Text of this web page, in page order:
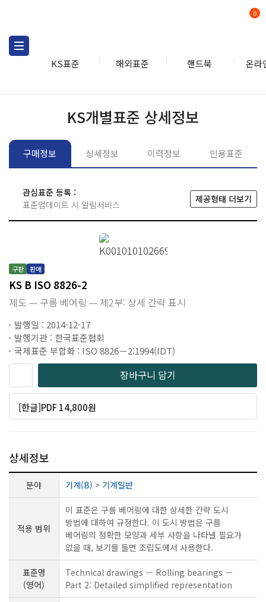
KS표준 해외표준 핸드북 온라
0
KS개별표준 상세정보
구매정보 상세정보 이력정보 인용표준
관심표준 등록 :
표준업데이트 시 알림서비스
제공형태 더보기
구판 판매
KS B ISO 8826-2
제도 — 구름 베어링 — 제2부: 상세 간략 표시
발행일 : 2014-12-17
발행기관 : 한국표준협회
국제표준 부합화 : ISO 8826－2:1994(IDT)
장바구니 담기
[한글]PDF 14,800원
상세정보
분야 기계(B) > 기계일반
적용 범위
이 표준은 구름 베어링에 대한 상세한 간략 도시
방법에 대하여 규정한다. 이 도시 방법은 구름
베어링의 정확한 모양과 세부 사항을 나타낼 필요가
없을 때, 보기를 들면 조립도에서 사용한다.
표준명
(영어)
Technical drawings — Rolling bearings —
Part 2: Detailed simplified representation